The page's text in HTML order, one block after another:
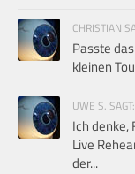
CHRISTIAN
Passte
kleinen
UWE S. SAGT:
Ich denke,
Live
der...